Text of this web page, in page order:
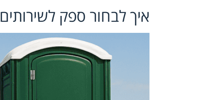
איך לבחור ספק